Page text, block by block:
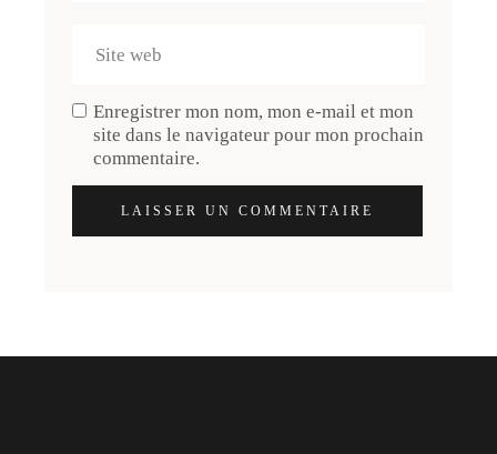
Enregistrer mon nom, mon e-mail et mon
site dans le navigateur pour mon prochain
commentaire.
LAISSER UN COMMENTAIRE